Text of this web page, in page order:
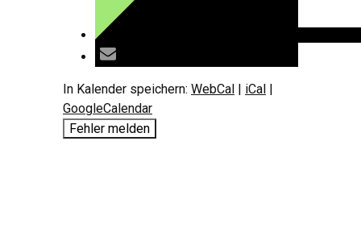
In Kalender speichern: WebCal | iCal |
GoogleCalendar
Fehler melden